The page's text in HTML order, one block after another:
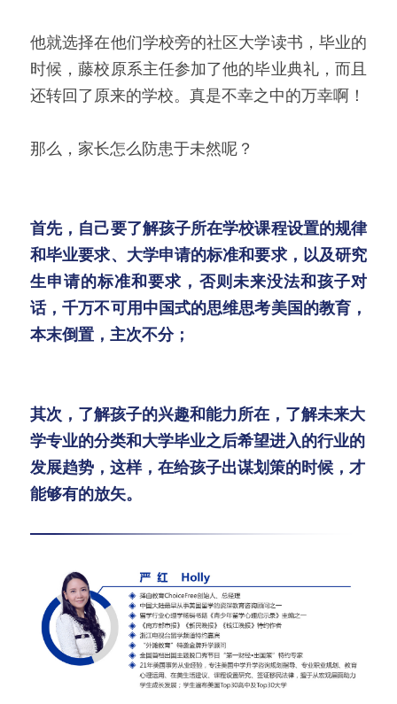
他就选择在他们学校旁的社区大学读书，毕业的
时候，藤校原系主任参加了他的毕业典礼，而且
还转回了原来的学校。真是不幸之中的万幸啊！
那么，家长怎么防患于未然呢？
首先，自己要了解孩子所在学校课程设置的规律
和毕业要求、大学申请的标准和要求，以及研究
生申请的标准和要求，否则未来没法和孩子对
话，千万不可用中国式的思维思考美国的教育，
本末倒置，主次不分；
其次，了解孩子的兴趣和能力所在，了解未来大
学专业的分类和大学毕业之后希望进入的行业的
发展趋势，这样，在给孩子出谋划策的时候，才
能够有的放矢。